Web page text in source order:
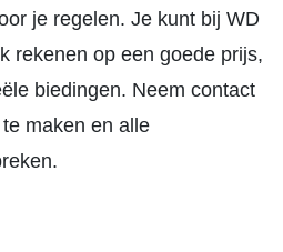
je regelen. Je kunt bij WD
rekenen op een goede prijs,
biedingen. Neem contact
maken en alle